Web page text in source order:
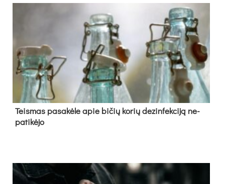
Teis­mas pa­sa­kė­le apie bi­čių ko­rių de­zin­fek­ci­ją ne­
pa­ti­kė­jo